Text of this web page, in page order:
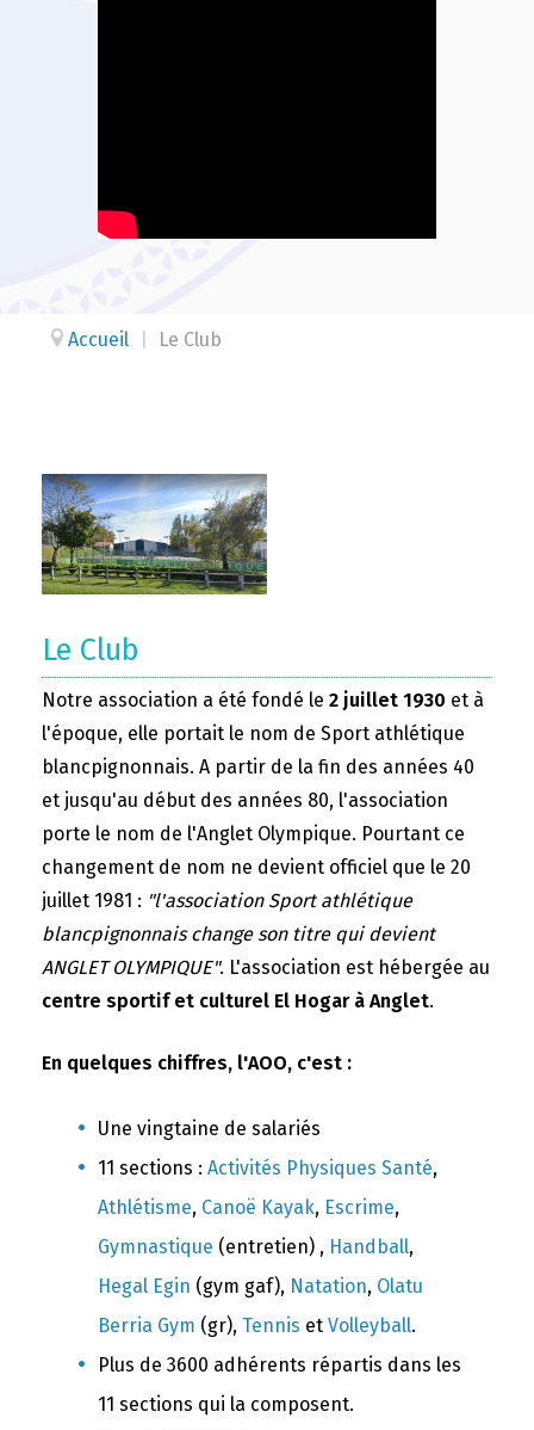
Accueil Le Club
Le Club
Notre association a été fondé le 2 juillet 1930 et à
l'époque, elle portait le nom de Sport athlétique
blancpignonnais. A partir de la fin des années 40
et jusqu'au début des années 80, l'association
porte le nom de l'Anglet Olympique. Pourtant ce
changement de nom ne devient officiel que le 20
juillet 1981 : "l'association Sport athlétique
blancpignonnais change son titre qui devient
ANGLET OLYMPIQUE". L'association est hébergée au
centre sportif et culturel El Hogar à Anglet.
En quelques chiffres, l'AOO, c'est :
Une vingtaine de salariés
11 sections : Activités Physiques Santé,
Athlétisme, Canoë Kayak, Escrime,
Gymnastique (entretien) , Handball,
Hegal Egin (gym gaf), Natation, Olatu
Berria Gym (gr), Tennis et Volleyball.
Plus de 3600 adhérents répartis dans les
11 sections qui la composent.